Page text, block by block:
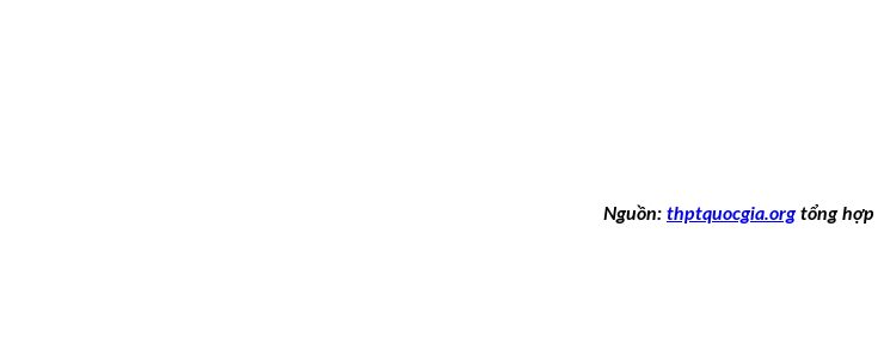
Nguồn: thptquocgia.orgtổng hợp